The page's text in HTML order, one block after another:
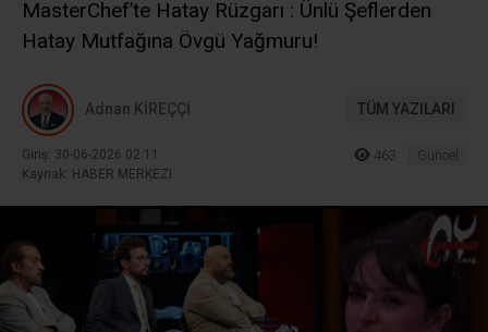
MasterChef’te Hatay Rüzgarı : Ünlü Şeflerden
Hatay Mutfağına Övgü Yağmuru!
Adnan KİREÇÇİ TÜM YAZILARI
Giriş: 30-06-2026 02:11
Kaynak: HABER MERKEZI
463 Güncel